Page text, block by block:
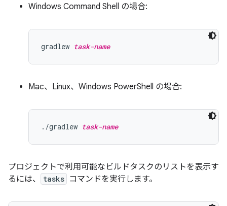
Windows Command Shell の場合:
gradlew task-name
Mac、Linux、Windows PowerShell の場合:
./gradlew task-name
プロジェクトで利用可能なビルドタスクのリストを表示す
るには、
tasks コマンドを実行します。